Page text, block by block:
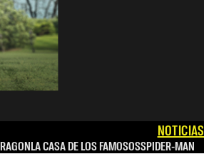
NOTICIAS
LA CASA DE LOS FAMOSOSSPIDER-MAN